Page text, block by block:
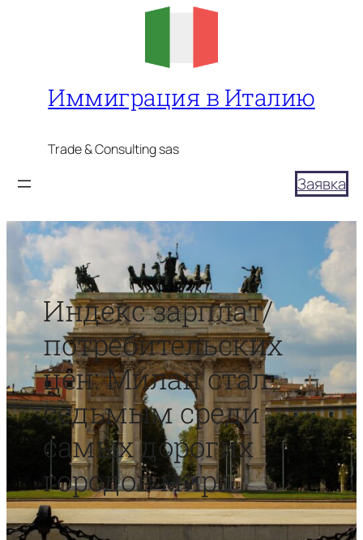
Иммиграция в Италию
Trade & Consulting sas
Заявка
Индекс зарплат/
потребительских
цен: Милан стал
седьмым среди
самых дорогих
городов мира